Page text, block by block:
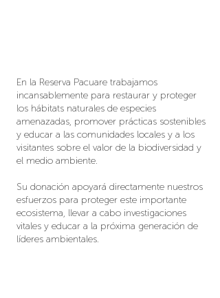
En la Reserva Pacuare trabajamos
incansablemente para restaurar y proteger
los hábitats naturales de especies
amenazadas, promover prácticas sostenibles
y educar a las comunidades locales y a los
visitantes sobre el valor de la biodiversidad y
el medio ambiente.
Su donación apoyará directamente nuestros
esfuerzos para proteger este importante
ecosistema, llevar a cabo investigaciones
vitales y educar a la próxima generación de
líderes ambientales.